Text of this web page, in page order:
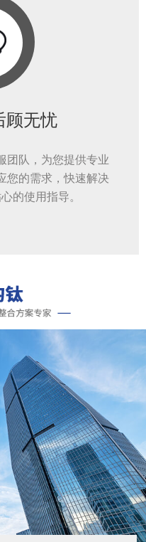
顾无忧
团队，为您提供专业
您的需求，快速解决
的使用指导。